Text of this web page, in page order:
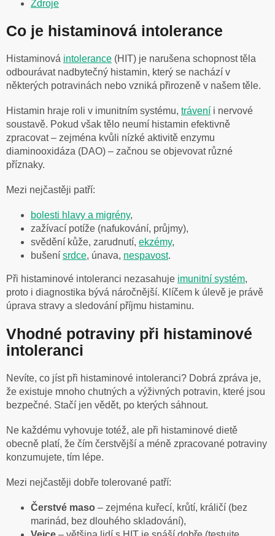
Zdroje
Co je histaminová intolerance
Histaminová intolerance (HIT) je narušena schopnost těla
odbourávat nadbytečný histamin, který se nachází v
některých potravinách nebo vzniká přirozeně v našem těle.
Histamin hraje roli v imunitním systému, trávení i nervové
soustavě. Pokud však tělo neumí histamin efektivně
zpracovat – zejména kvůli nízké aktivitě enzymu
diaminooxidáza (DAO) – začnou se objevovat různé
příznaky.
Mezi nejčastěji patří:
bolesti hlavy a migrény,
zažívací potíže (nafukování, průjmy),
svědění kůže, zarudnutí, ekzémy,
bušení srdce, únava, nespavost.
Při histaminové intoleranci nezasahuje imunitní systém,
proto i diagnostika bývá náročnější. Klíčem k úlevě je právě
úprava stravy a sledování příjmu histaminu.
Vhodné potraviny při histaminové
intoleranci
Nevíte, co jíst při histaminové intoleranci? Dobrá zpráva je,
že existuje mnoho chutných a výživných potravin, které jsou
bezpečné. Stačí jen vědět, po kterých sáhnout.
Ne každému vyhovuje totéž, ale při histaminové dietě
obecně platí, že čím čerstvější a méně zpracované potraviny
konzumujete, tím lépe.
Mezi nejčastěji dobře tolerované patří:
Čerstvé maso – zejména kuřecí, krůtí, králičí (bez
marinád, bez dlouhého skladování),